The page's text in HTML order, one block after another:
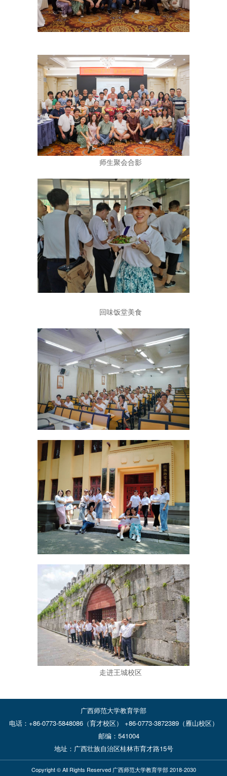
师生聚会合影
回味饭堂美食
走进王城校区
广西师范大学教育学部
电话：+86-0773-5848086（育才校区） +86-0773-3872389（雁山校区）
邮编：541004
地址：广西壮族自治区桂林市育才路15号
Copyright © All Rights Reserved 广西师范大学教育学部 2018-2030